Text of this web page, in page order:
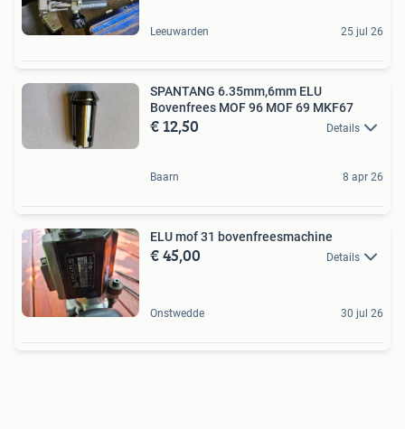
Leeuwarden 25 jul 26
SPANTANG 6.35mm,6mm ELU
Bovenfrees MOF 96 MOF 69 MKF67
€ 12,50 Details
Baarn 8 apr 26
ELU mof 31 bovenfreesmachine
€ 45,00 Details
Onstwedde 30 jul 26